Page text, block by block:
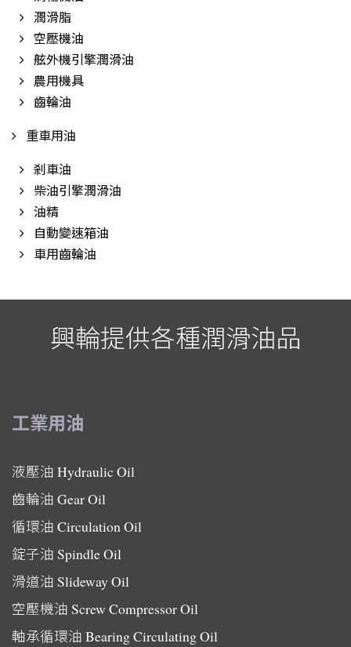
潤滑脂
空壓機油
舷外機引擎潤滑油
農用機具
齒輪油
重車用油
剎車油
柴油引擎潤滑油
油精
自動變速箱油
車用齒輪油
興輪提供各種潤滑油品
工業用油
液壓油 Hydraulic Oil
齒輪油 Gear Oil
循環油 Circulation Oil
錠子油 Spindle Oil
滑道油 Slideway Oil
空壓機油 Screw Compressor Oil
軸承循環油 Bearing Circulating Oil